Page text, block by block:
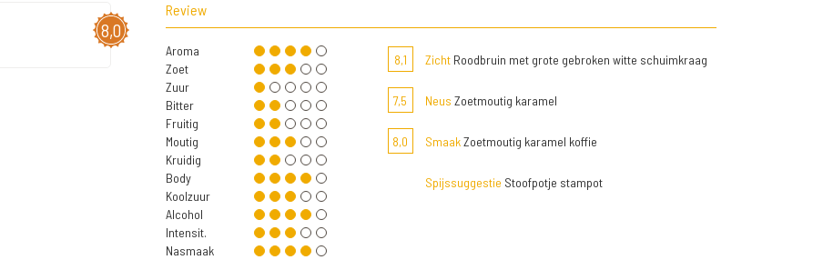
8,0
Review
Aroma
Zoet
Zuur
Bitter
Fruitig
Moutig
Kruidig
Body
Koolzuur
Alcohol
Intensit.
Nasmaak
8,1 ZichtRoodbruin met grote gebroken witte schuimkraag
7,5 Neus Zoetmoutig karamel
8,0 SmaakZoetmoutig karamel koffie
Spijssuggestie Stoofpotje stampot